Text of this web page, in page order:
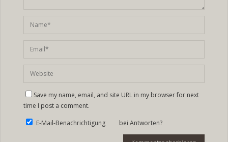
Save my name, email, and site URL in my browser for next
time I post a comment.
E-Mail-Benachrichtigung bei Antworten?